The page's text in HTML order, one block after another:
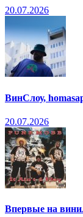
20.07.2026
ВинСлоу,
20.07.2026
Впервые на